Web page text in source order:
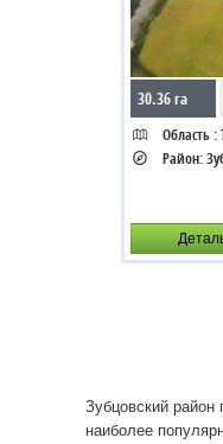
30.36 га
Область :
Район:
Зубцовский район
наиболее